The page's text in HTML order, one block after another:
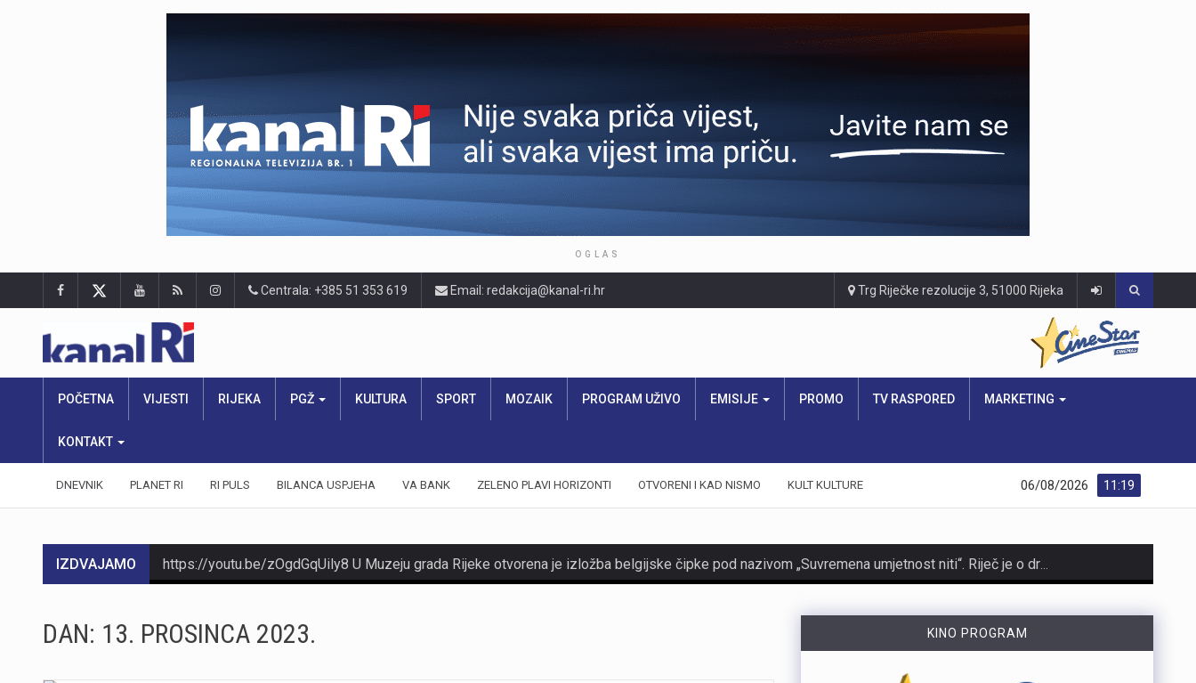
OGLAS
Centrala: +385 51 353 619 Email: redakcija@kanal-ri.hr Trg Riječke rezolucije 3, 51000 Rijeka
POČETNA VIJESTI RIJEKA PGŽ KULTURA SPORT MOZAIK PROGRAM UŽIVO EMISIJE PROMO TV RASPORED MARKETING
KONTAKT
DNEVNIK PLANET RI RI PULS BILANCA USPJEHA VA BANK ZELENO PLAVI HORIZONTI OTVORENI I KAD NISMO KULT KULTURE 11:19
06/08/2026
IZDVAJAMO
https://youtu.be/t_-9LE0PJjw
DAN: 13. PROSINCA 2023. KINO PROGRAM